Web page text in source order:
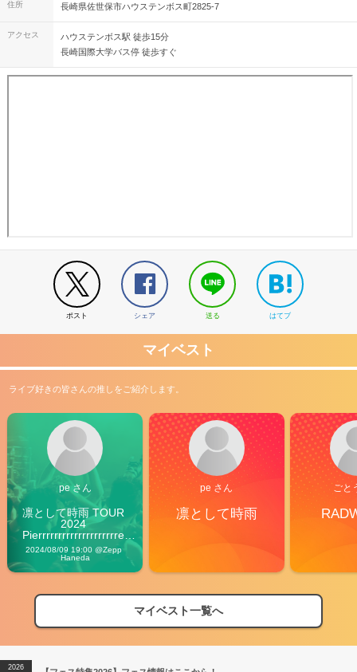
住所 長崎県佐世保市ハウステンボス町2825-7
アクセス
ハウステンボス駅 徒歩15分
長崎国際大学バス停 徒歩すぐ
ポスト シェア 送る はてブ
マイベスト
ライブ好きの皆さんの推しをご紹介します。
pe さん
凛として時雨 TOUR
2024
Pierrrrrrrrrrrrrrrrrrrre
Vibes
2024/08/09 19:00 @Zepp
Haneda
pe さん
凛として時雨
ごと
マイベスト一覧へ
【フェス特集2026】フェス情報はここから！
【ライブ動員ランキング】2026年上半期編発表！
2026